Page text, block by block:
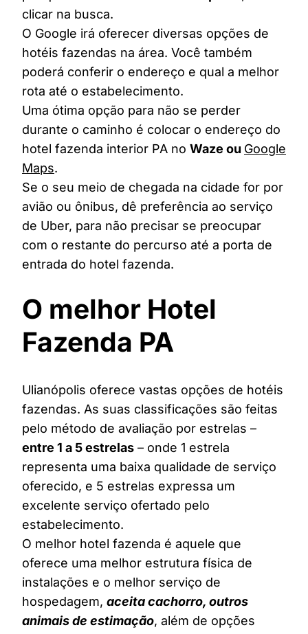
clicar na busca.
O Google irá oferecer diversas opções de
hotéis fazendas na área. Você também
poderá conferir o endereço e qual a melhor
rota até o estabelecimento.
Uma ótima opção para não se perder
durante o caminho é colocar o endereço do
hotel fazenda interior PA no Waze ou Google
Maps.
Se o seu meio de chegada na cidade for por
avião ou ônibus, dê preferência ao serviço
de Uber, para não precisar se preocupar
com o restante do percurso até a porta de
entrada do hotel fazenda.
O melhor Hotel
Fazenda PA
Ulianópolis oferece vastas opções de hotéis
fazendas. As suas classificações são feitas
pelo método de avaliação por estrelas –
entre 1 a 5 estrelas – onde 1 estrela
representa uma baixa qualidade de serviço
oferecido, e 5 estrelas expressa um
excelente serviço ofertado pelo
estabelecimento.
O melhor hotel fazenda é aquele que
oferece uma melhor estrutura física de
instalações e o melhor serviço de
hospedagem, aceita cachorro, outros
animais de estimação, além de opções